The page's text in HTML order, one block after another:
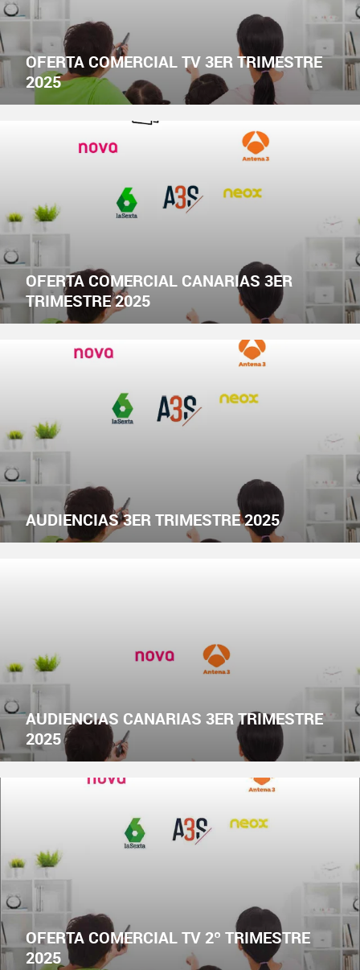
OFERTA COMERCIAL TV 3ER TRIMESTRE
2025
OFERTA COMERCIAL CANARIAS 3ER
TRIMESTRE 2025
AUDIENCIAS 3ER TRIMESTRE 2025
AUDIENCIAS CANARIAS 3ER TRIMESTRE
2025
OFERTA COMERCIAL TV 2º TRIMESTRE
2025